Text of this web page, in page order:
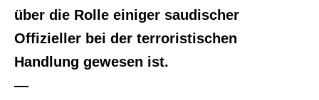
über die Rolle einiger saudischer
Offizieller bei der terroristischen
Handlung gewesen ist.
—